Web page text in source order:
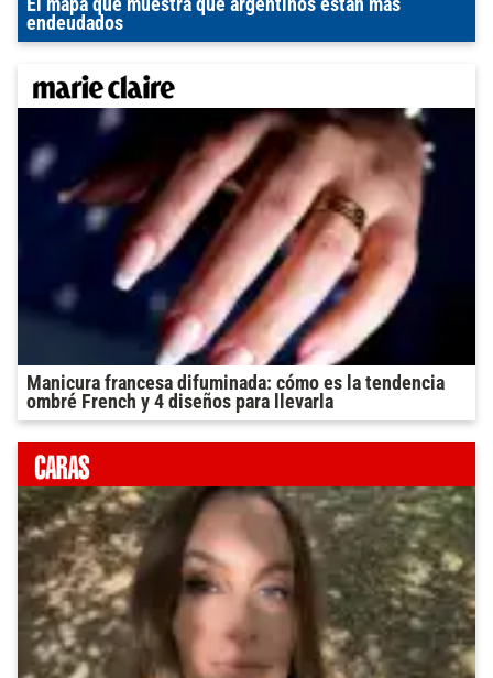
endeudados
Manicura francesa difuminada: cómo es la tendencia
ombré French y 4 diseños para llevarla